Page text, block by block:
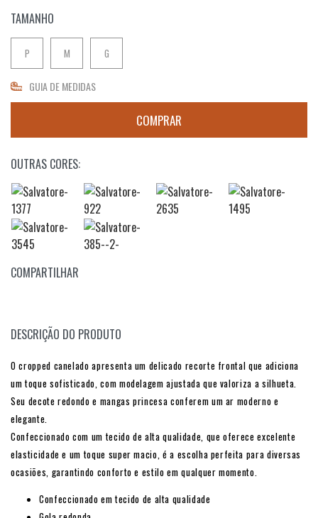
TAMANHO
P M G
GUIA DE MEDIDAS
OUTRAS CORES:
COMPARTILHAR
DESCRIÇÃO DO PRODUTO
O cropped canelado apresenta um delicado recorte frontal que adiciona
um toque sofisticado, com modelagem ajustada que valoriza a silhueta.
Seu decote redondo e mangas princesa conferem um ar moderno e
elegante.
Confeccionado com um tecido de alta qualidade, que oferece excelente
elasticidade e um toque super macio, é a escolha perfeita para diversas
ocasiões, garantindo conforto e estilo em qualquer momento.
Confeccionado em tecido de alta qualidade